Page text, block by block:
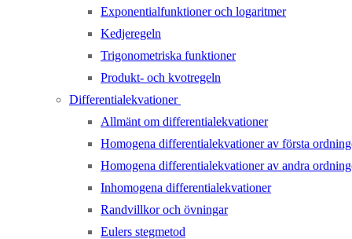
Exponentialfunktioner och logaritmer
Kedjeregeln
Trigonometriska funktioner
Produkt- och kvotregeln
Differentialekvationer
Allmänt om differentialekvationer
Homogena differentialekvationer av första
Homogena differentialekvationer av andra
Inhomogena differentialekvationer
Randvillkor och övningar
Eulers stegmetod